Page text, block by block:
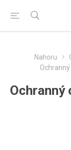
Nahoru
Ochranný